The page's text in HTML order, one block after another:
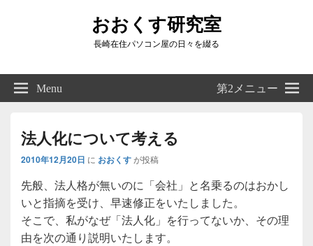
おおくす研究室
長崎在住パソコン屋の日々を綴る
Right
Sidebar
Widget
Menu 第2メニュー
法人化について考える
2010年12月20日 に おおくすが投稿
先般、法人格が無いのに「会社」と名乗るのはおかし
いと指摘を受け、早速修正をいたしました。
そこで、私がなぜ「法人化」を行ってないか、その理
由を次の通り説明いたします。